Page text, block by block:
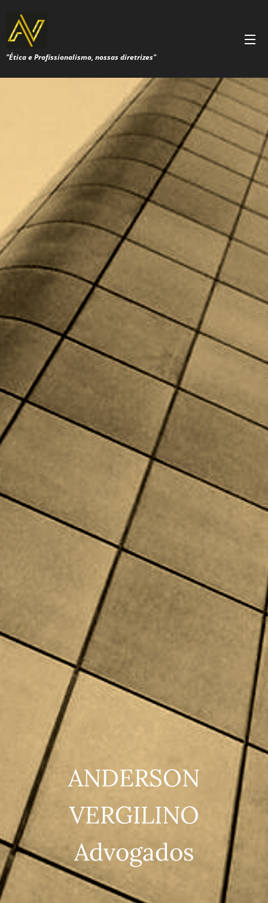
"Ética e Profissionalismo, nossas diretrizes"
ANDERSON
VERGILINO
Advogados